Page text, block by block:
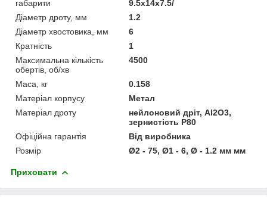
габарити
9.5x14x7.5/
Діаметр дроту, мм
1.2
Діаметр хвостовика, мм
6
Кратність
1
Максимальна кількість
обертів, об/хв
4500
Маса, кг
0.158
Матеріал корпусу
Метал
Матеріал дроту
нейлоновий дріт, Al2O3,
зернистість P80
Офіційна гарантія
Від виробника
Розмір
Ø2 - 75, Ø1 - 6, Ø - 1.2 мм мм
Приховати